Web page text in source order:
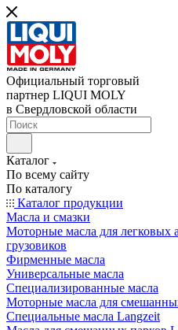
Официальный торговый
партнер LIQUI MOLY
в Свердловской области
Каталог
По всему сайту
По каталогу
Каталог продукции
Масла и смазки
Моторные масла для легковых
грузовиков
Фирменные масла
Универсальные масла
Специализированные масла
Моторные масла для
Специальные масла Langzeit